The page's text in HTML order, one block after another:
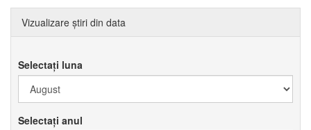
Vizualizare știri din data
Selectați luna
Selectați anul